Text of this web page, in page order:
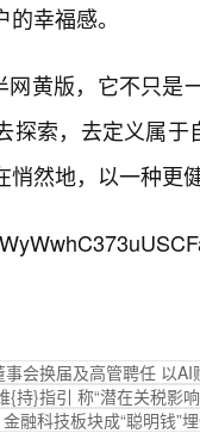
幸福感。
网黄版，它不只是
探索，去定义属
悄然地，以一种更
事会换届及高管聘任 以
{持}指引 称“潜在关税影
融科技板块成“聪明钱”